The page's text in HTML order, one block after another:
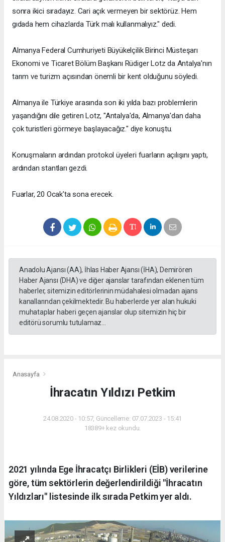
sonra ikici sıradayız. Cari açık vermeyen bir sektörüz. Hem
gıdada hem cihazlarda Türk malı kullanmalıyız." dedi.
Almanya Federal Cumhuriyeti Büyükelçilik Birinci Müsteşarı
Ekonomi ve Ticaret Bölüm Başkanı Rüdiger Lotz da Antalya'nın
tarım ve turizm açısından önemli bir kent olduğunu söyledi.
Almanya ile Türkiye arasında son iki yılda bazı problemlerin
yaşandığını dile getiren Lotz, "Antalya'da, Almanya'dan daha
çok turistleri görmeye başlayacağız." diye konuştu.
Konuşmaların ardından protokol üyeleri fuarların açılışını yaptı,
ardından stantları gezdi.
Fuarlar, 20 Ocak'ta sona erecek.
Anadolu Ajansı (AA), İhlas Haber Ajansı (İHA), Demirören
Haber Ajansı (DHA) ve diğer ajanslar tarafından eklenen tüm
haberler, sitemizin editörlerinin müdahalesi olmadan ajans
kanallarından çekilmektedir. Bu haberlerde yer alan hukuki
muhataplar haberi geçen ajanslar olup sitemizin hiç bir
editörü sorumlu tutulamaz...
Anasayfa
İhracatın Yıldızı Petkim
24.08.2020 - 10:57, Güncelleme: 07.07.2023 - 15:41
18389+ kez okundu.
2021 yılında Ege İhracatçı Birlikleri (EİB) verilerine
göre, tüm sektörlerin değerlendirildiği "İhracatın
Yıldızları" listesinde ilk sırada Petkim yer aldı.